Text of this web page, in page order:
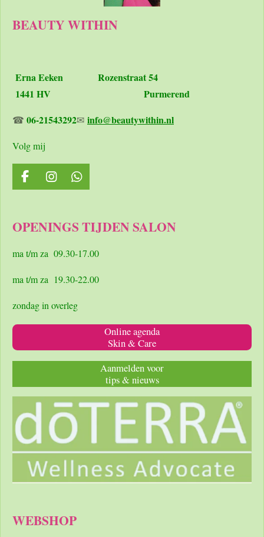
BEAUTY WITHIN
Erna Eeken Rozenstraat 54
1441 HV Purmerend
☎ 06-21543292✉ info@beautywithin.nl
Volg mij
F
a
b
o
I
n
a
r
m
W
h
s
p
OPENINGS TIJDEN SALON
ma t/m za 09.30-17.00
ma t/m za 19.30-22.00
zondag in overleg
Online agenda
Skin & Care
Aanmelden voor
tips & nieuws
WEBSHOP